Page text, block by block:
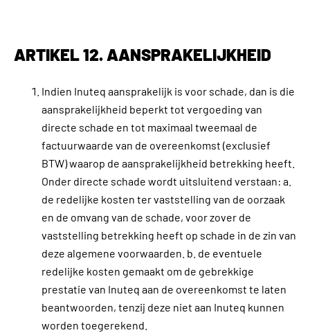
ARTIKEL 12. AANSPRAKELIJKHEID
Indien Inuteq aansprakelijk is voor schade, dan is die
aansprakelijkheid beperkt tot vergoeding van
directe schade en tot maximaal tweemaal de
factuurwaarde van de overeenkomst (exclusief
BTW) waarop de aansprakelijkheid betrekking heeft.
Onder directe schade wordt uitsluitend verstaan: a.
de redelijke kosten ter vaststelling van de oorzaak
en de omvang van de schade, voor zover de
vaststelling betrekking heeft op schade in de zin van
deze algemene voorwaarden. b. de eventuele
redelijke kosten gemaakt om de gebrekkige
prestatie van Inuteq aan de overeenkomst te laten
beantwoorden, tenzij deze niet aan Inuteq kunnen
worden toegerekend.